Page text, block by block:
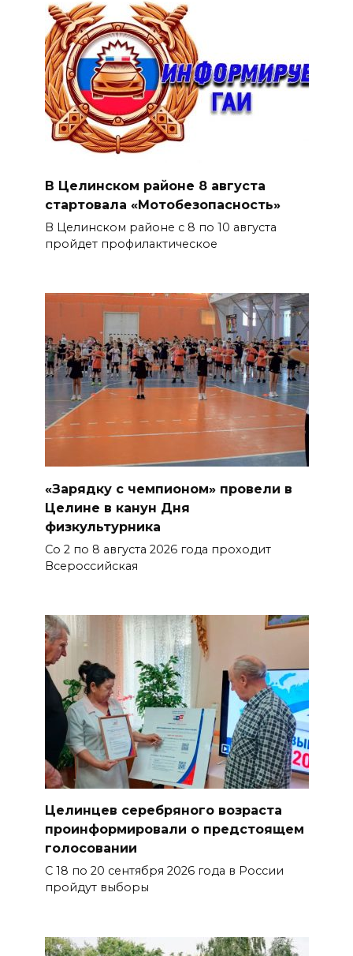
В Целинском районе 8 августа
стартовала «Мотобезопасность»
В Целинском районе с 8 по 10 августа
пройдет профилактическое
«Зарядку с чемпионом» провели в
Целине в канун Дня
физкультурника
Со 2 по 8 августа 2026 года проходит
Всероссийская
Целинцев серебряного возраста
проинформировали о предстоящем
голосовании
С 18 по 20 сентября 2026 года в России
пройдут выборы